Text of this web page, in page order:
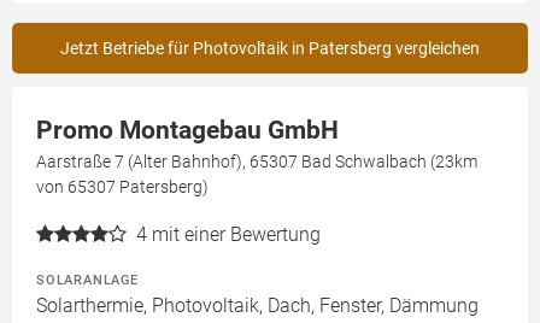
Jetzt Betriebe für Photovoltaik in Patersberg vergleichen
Promo Montagebau GmbH
Aarstraße 7 (Alter Bahnhof), 65307 Bad Schwalbach (23km
von 65307 Patersberg)
4 mit einer Bewertung
SOLARANLAGE
Solarthermie, Photovoltaik, Dach, Fenster, Dämmung